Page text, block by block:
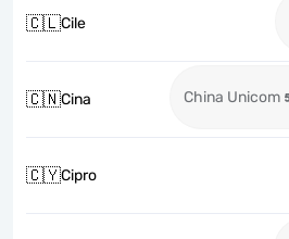
🇨🇱Cile
🇨🇳Cina China Unicom
🇨🇾Cipro